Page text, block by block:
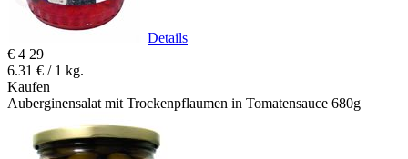
Details
€ 4 29
6.31 € / 1 kg.
Kaufen
Auberginensalat mit Trockenpflaumen in Tomatensauce 680g